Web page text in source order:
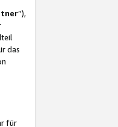
“),
das
für